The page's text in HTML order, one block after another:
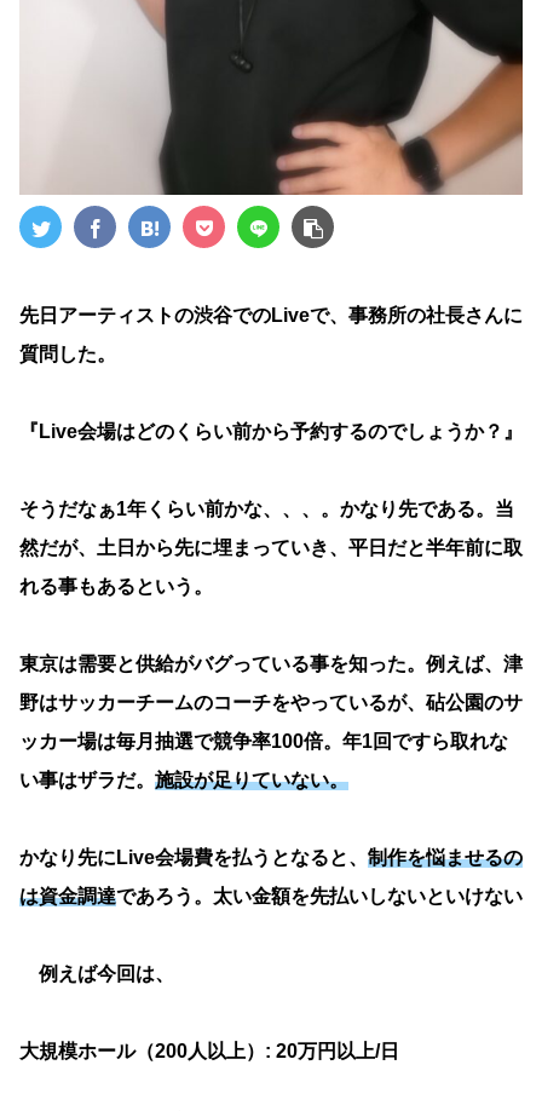
先日アーティストの渋谷でのLiveで、事務所の社長さんに
質問した。
『Live会場はどのくらい前から予約するのでしょうか？』
そうだなぁ1年くらい前かな、、、。かなり先である。当
然だが、土日から先に埋まっていき、平日だと半年前に取
れる事もあるという。
東京は需要と供給がバグっている事を知った。例えば、津
野はサッカーチームのコーチをやっているが、砧公園のサ
ッカー場は毎月抽選で競争率100倍。年1回ですら取れな
い事はザラだ。 施設が足りていない。
かなり先にLive会場費を払うとなると、 制作を悩ませるの
は資金調達であろう。太い金額を先払いしないといけない
例えば今回は、
大規模ホール（200人以上）: 20万円以上/日